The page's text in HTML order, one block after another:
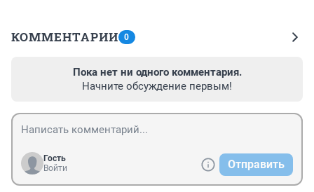
КОММЕНТАРИИ 0
Пока нет ни одного комментария.
Начните обсуждение первым!
Гость
Войти
Отправить